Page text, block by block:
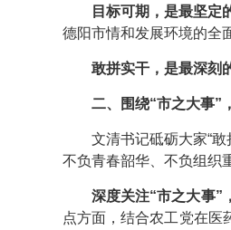
目标可期，是最坚定
德阳市情和发展环境的全
敢拼实干，是最深刻
二、围绕“市之大事”
文清书记砥砺大家“
不负青春韶华、不负组织
深度关注“市之大事”
点方面，结合农工党在医